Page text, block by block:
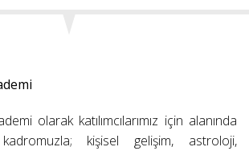
olarak katılımcılarımız için alanında
kişisel gelişim, astroloji,